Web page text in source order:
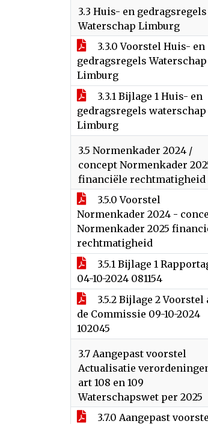
3.3 Huis- en gedragsregels
Waterschap Limburg
3.3.0 Voorstel Huis- en
gedragsregels Waterschap
Limburg
3.3.1 Bijlage 1 Huis- en
gedragsregels waterschap
Limburg
3.5 Normenkader 2024 /
concept Normenkader
financiële rechtmatigheid
3.5.0 Voorstel
Normenkader 2024 -
Normenkader 2025
rechtmatigheid
3.5.1 Bijlage 1
04-10-2024 081154
3.5.2 Bijlage 2 Voorstel
de Commissie 09-10-2024
102045
3.7 Aangepast voorstel
Actualisatie
art 108 en 109
Waterschapswet per 2025
3.7.0 Aangepast